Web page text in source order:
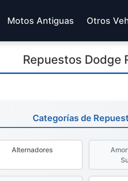
Motos Antiguas Otros
Repuestos Dodge
Categorías de
Alternadores